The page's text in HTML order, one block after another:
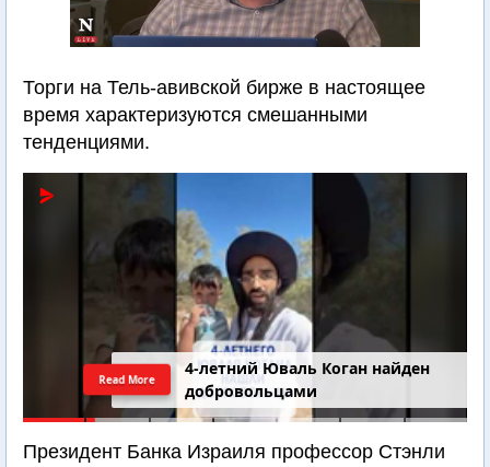
Торги на Тель-авивской бирже в настоящее
время характеризуются смешанными
тенденциями.
4-летний Юваль Коган найден
добровольцами
Read More
Президент Банка Израиля профессор Стэнли